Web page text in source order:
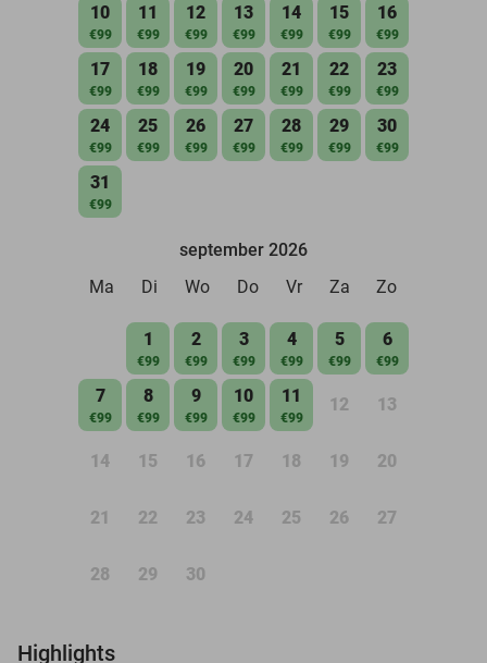
10
€99
11
€99
12
€99
13
€99
14
€99
15
€99
16
€99
17
€99
18
€99
19
€99
20
€99
21
€99
22
€99
23
€99
24
€99
25
€99
26
€99
27
€99
28
€99
29
€99
30
€99
31
€99
september 2026
Ma
Di Wo Do Vr Za Zo
1
€99
2
€99
3
€99
4
€99
5
€99
6
€99
7
€99
8
€99
9
€99
10
€99
11
€99
12 13
14 15 16 17 18 19 20
21 22 23 24 25 26 27
28 29 30
Highlights